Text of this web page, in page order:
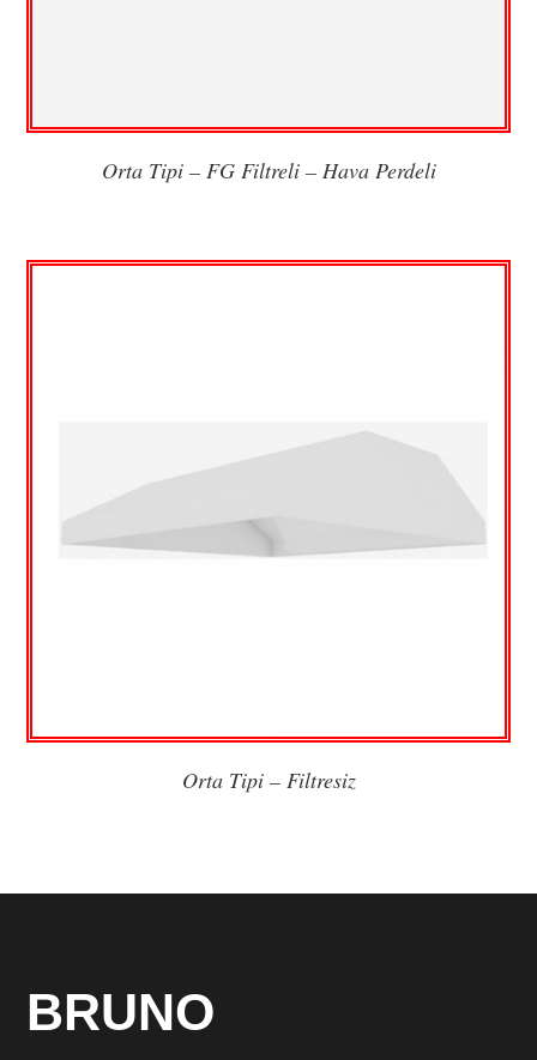
Orta Tipi – FG Filtreli – Hava Perdeli
Orta Tipi – Filtresiz
BRUNO